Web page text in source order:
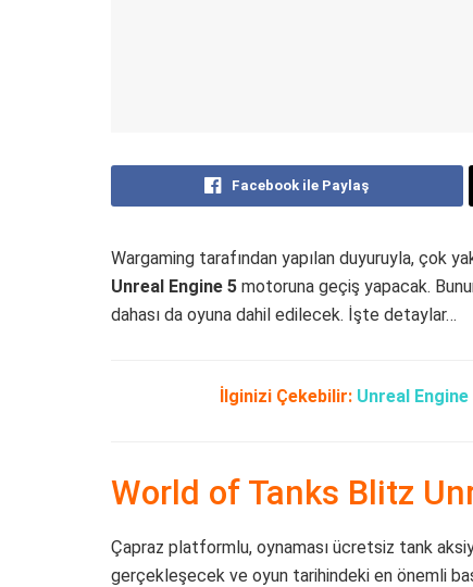
Facebook ile Paylaş
Wargaming tarafından yapılan duyuruyla, çok
Unreal Engine 5 motoruna geçiş yapacak.
dahası da oyuna dahil edilecek. İşte detaylar…
İlginizi Çekebilir: Unreal Engine
World of Tanks Blitz
Çapraz platformlu, oynaması ücretsiz tank
gerçekleşecek ve oyun tarihindeki en önemli